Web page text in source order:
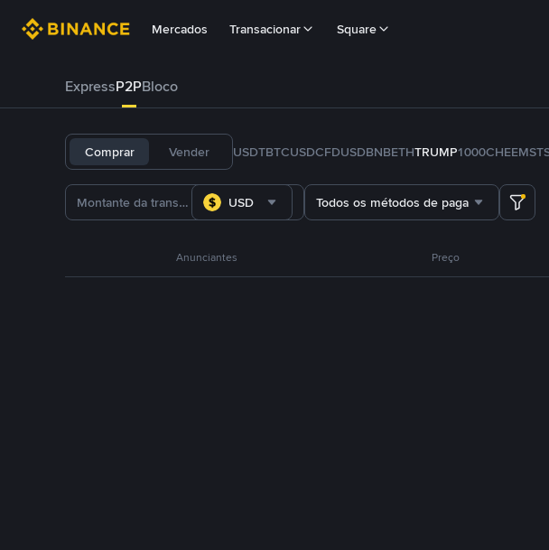
Mercados Transacionar Square
ExpressP2PBloco
Comprar Vender USDTBTCUSDCFDUSDBNBETHTRUMP1000CHEEMS
USD Todos os métodos de pagamento
Anunciantes Preço